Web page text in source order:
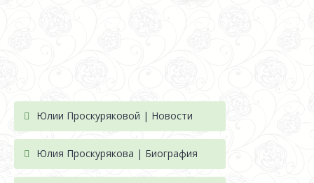
Юлии Проскуряковой | Новости
Юлия Проскурякова | Биография